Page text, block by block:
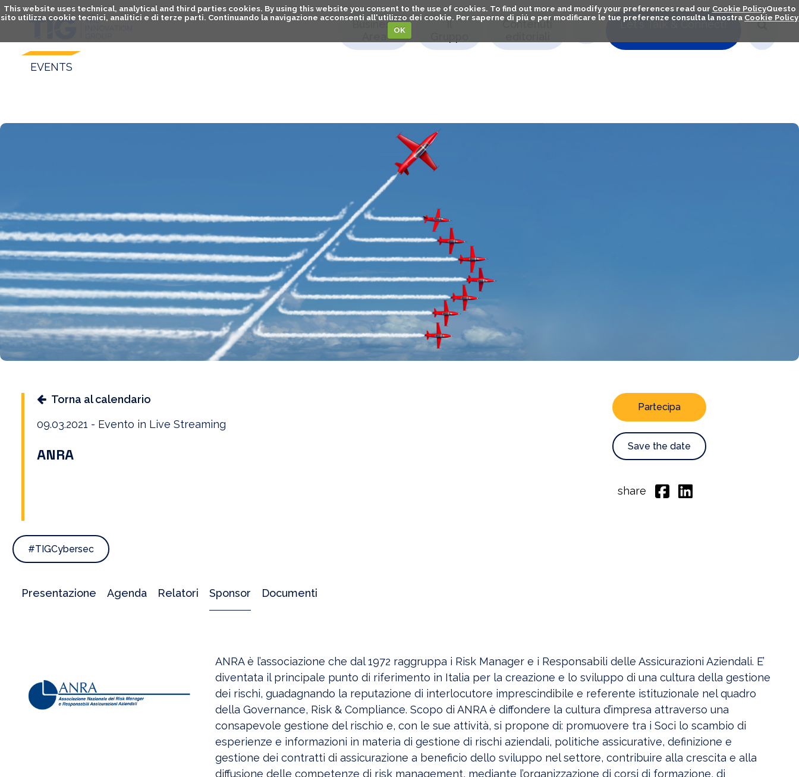
This website uses technical, analytical and third parties cookies. By using this website you consent to the use of cookies. To find out more and modify your preferences read our Cookie PolicyQuesto
sito utilizza cookie tecnici, analitici e di terze parti. Continuando la navigazione acconsenti all'utilizzo dei cookie. Per saperne di piú e per modificare le tue preferenze consulta la nostra Cookie Policy
OK
EVENTS
Let's Talk & Connect!
Business
Il
Contenuti
Torna al calendario
09.03.2021 - Evento in Live Streaming
ANRA
Partecipa
Save the date
share
#TIGCybersec
Presentazione Agenda Relatori Sponsor Documenti
ANRA è l’associazione che dal 1972 raggruppa i Risk Manager e i Responsabili delle Assicurazioni Aziendali. E’
diventata il principale punto di riferimento in Italia per la creazione e lo sviluppo di una cultura della gestione
dei rischi, guadagnando la reputazione di interlocutore imprescindibile e referente istituzionale nel quadro
della Governance, Risk & Compliance. Scopo di ANRA è diffondere la cultura d’impresa attraverso una
consapevole gestione del rischio e, con le sue attività, si propone di: promuovere tra i Soci lo scambio di
esperienze e informazioni in materia di gestione di rischi aziendali, politiche assicurative, definizione e
gestione dei contratti di assicurazione a beneficio dello sviluppo nel settore, contribuire alla crescita e alla
diffusione delle competenze di risk management, mediante l’organizzazione di corsi di formazione, di